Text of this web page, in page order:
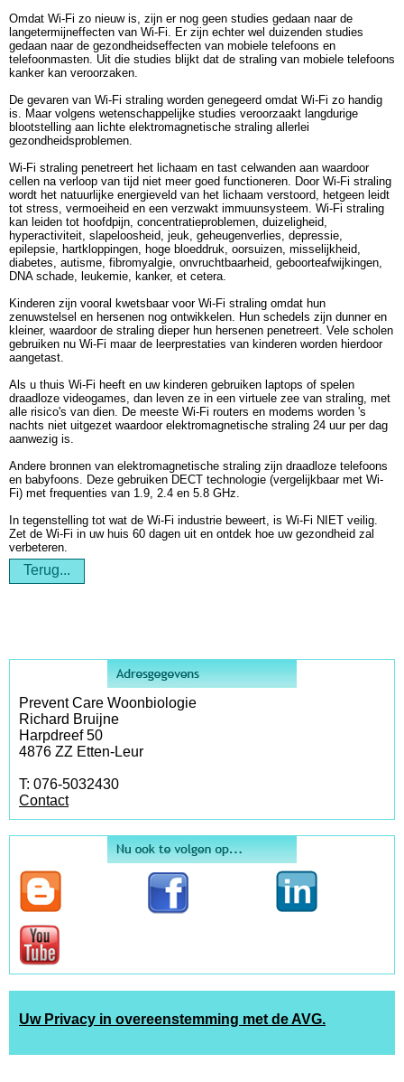
Omdat Wi-Fi zo nieuw is, zijn er nog geen studies gedaan naar de
langetermijneffecten van Wi-Fi. Er zijn echter wel duizenden studies
gedaan naar de gezondheidseffecten van mobiele telefoons en
telefoonmasten. Uit die studies blijkt dat de straling van mobiele telefoons
kanker kan veroorzaken.
De gevaren van Wi-Fi straling worden genegeerd omdat Wi-Fi zo handig
is. Maar volgens wetenschappelijke studies veroorzaakt langdurige
blootstelling aan lichte elektromagnetische straling allerlei
gezondheidsproblemen.
Wi-Fi straling penetreert het lichaam en tast celwanden aan waardoor
cellen na verloop van tijd niet meer goed functioneren. Door Wi-Fi straling
wordt het natuurlijke energieveld van het lichaam verstoord, hetgeen leidt
tot stress, vermoeiheid en een verzwakt immuunsysteem. Wi-Fi straling
kan leiden tot hoofdpijn, concentratieproblemen, duizeligheid,
hyperactiviteit, slapeloosheid, jeuk, geheugenverlies, depressie,
epilepsie, hartkloppingen, hoge bloeddruk, oorsuizen, misselijkheid,
diabetes, autisme, fibromyalgie, onvruchtbaarheid, geboorteafwijkingen,
DNA schade, leukemie, kanker, et cetera.
Kinderen zijn vooral kwetsbaar voor Wi-Fi straling omdat hun
zenuwstelsel en hersenen nog ontwikkelen. Hun schedels zijn dunner en
kleiner, waardoor de straling dieper hun hersenen penetreert. Vele scholen
gebruiken nu Wi-Fi maar de leerprestaties van kinderen worden hierdoor
aangetast.
Als u thuis Wi-Fi heeft en uw kinderen gebruiken laptops of spelen
draadloze videogames, dan leven ze in een virtuele zee van straling, met
alle risico's van dien. De meeste Wi-Fi routers en modems worden 's
nachts niet uitgezet waardoor elektromagnetische straling 24 uur per dag
aanwezig is.
Andere bronnen van elektromagnetische straling zijn draadloze telefoons
en babyfoons. Deze gebruiken DECT technologie (vergelijkbaar met Wi-
Fi) met frequenties van 1.9, 2.4 en 5.8 GHz.
In tegenstelling tot wat de Wi-Fi industrie beweert, is Wi-Fi NIET veilig.
Zet de Wi-Fi in uw huis 60 dagen uit en ontdek hoe uw gezondheid zal
verbeteren.
Terug...
Prevent Care Woonbiologie
Richard Bruijne
Harpdreef 50
4876 ZZ Etten-Leur
T: 076-5032430
Contact
Uw Privacy in overeenstemming met de AVG.